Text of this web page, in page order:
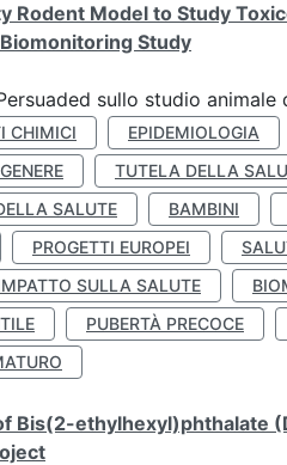
Rodent Model to Study
Study
sullo studio
CHIMICI EPIDEMIOLOGIA
TUTELA DELLA
SALUTE
BAMBINI
PROGETTI EUROPEI
SULLA SALUTE
PUBERTÀ PRECOCE
Bis(2-ethylhexyl)phthalate